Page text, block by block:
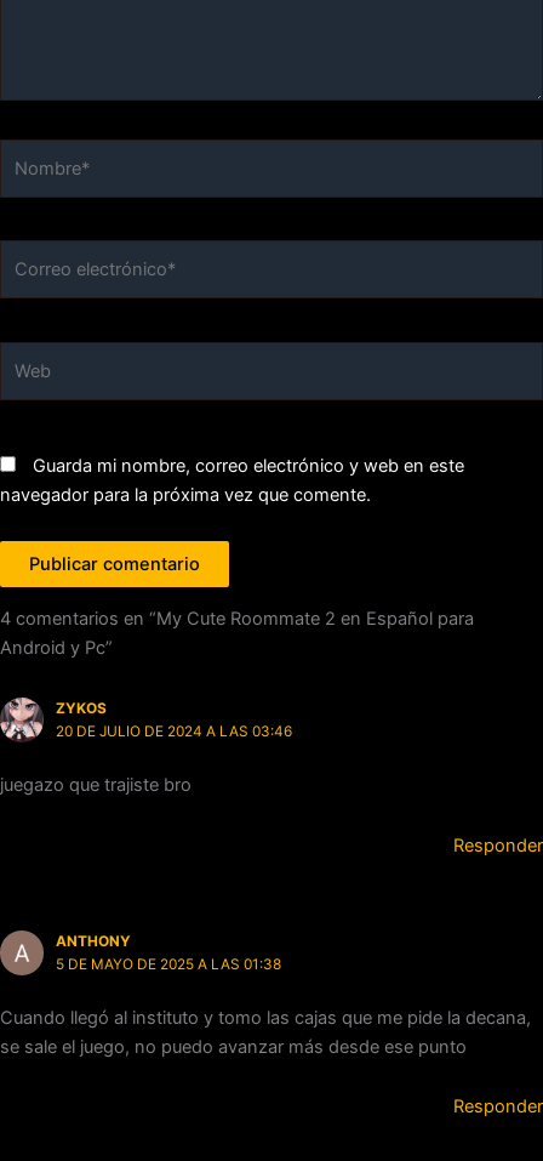
Guarda mi nombre, correo electrónico y web en este
navegador para la próxima vez que comente.
4 comentarios en “My Cute Roommate 2 en Español para
Android y Pc”
ZYKOS
20 DE JULIO DE 2024 A LAS 03:46
juegazo que trajiste bro
Responder
ANTHONY
5 DE MAYO DE 2025 A LAS 01:38
Cuando llegó al instituto y tomo las cajas que me pide la decana,
se sale el juego, no puedo avanzar más desde ese punto
Responder